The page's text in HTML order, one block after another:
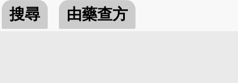
搜尋 由藥查方